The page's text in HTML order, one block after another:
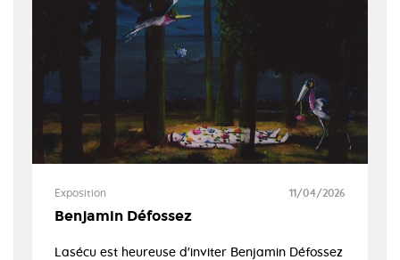
Exposition 11/04/2026
Benjamin Défossez
Lasécu est heureuse d'inviter Benjamin Défossez